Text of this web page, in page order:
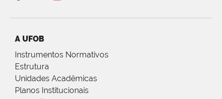
A UFOB
Instrumentos Normativos
Estrutura
Unidades Acadêmicas
Planos Institucionais